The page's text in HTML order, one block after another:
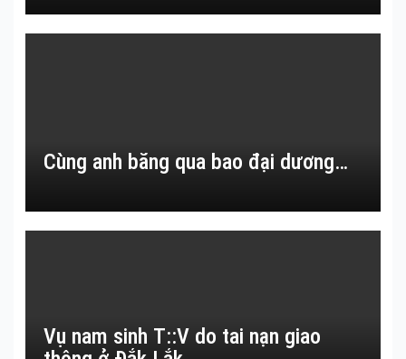
Cùng anh băng qua bao đại dương…
Vụ nam sinh T::V do tai nạn giao